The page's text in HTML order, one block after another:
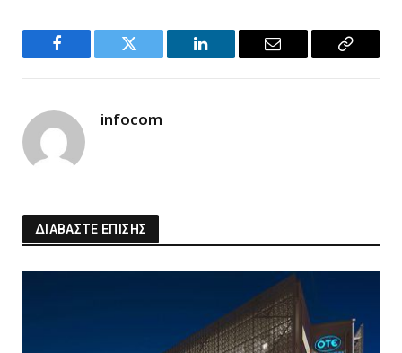
Facebook Twitter LinkedIn Email
Copy
infocom
ΔΙΑΒΑΣΤΕ ΕΠΙΣΗΣ